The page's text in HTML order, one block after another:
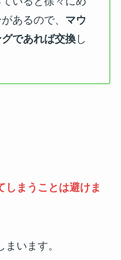
あるので、 マウ
であれば交換し
しまうことは避けま
います。